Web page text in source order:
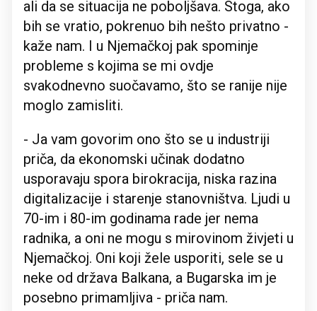
ali da se situacija ne poboljšava. Stoga, ako
bih se vratio, pokrenuo bih nešto privatno -
kaže nam. I u Njemačkoj pak spominje
probleme s kojima se mi ovdje
svakodnevno suočavamo, što se ranije nije
moglo zamisliti.
- Ja vam govorim ono što se u industriji
priča, da ekonomski učinak dodatno
usporavaju spora birokracija, niska razina
digitalizacije i starenje stanovništva. Ljudi u
70-im i 80-im godinama rade jer nema
radnika, a oni ne mogu s mirovinom živjeti u
Njemačkoj. Oni koji žele usporiti, sele se u
neke od država Balkana, a Bugarska im je
posebno primamljiva - priča nam.